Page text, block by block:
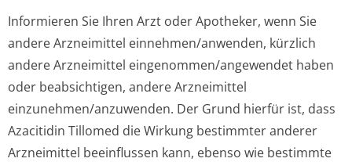
Informieren Sie Ihren Arzt oder Apotheker, wenn Sie
andere Arzneimittel einnehmen/anwenden, kürzlich
andere Arzneimittel eingenommen/an­gewendet haben
oder beabsichtigen, andere Arzneimittel
einzunehmen/an­zuwenden. Der Grund hierfür ist, dass
Azacitidin Tillomed die Wirkung bestimmter anderer
Arzneimittel beeinflussen kann, ebenso wie bestimmte